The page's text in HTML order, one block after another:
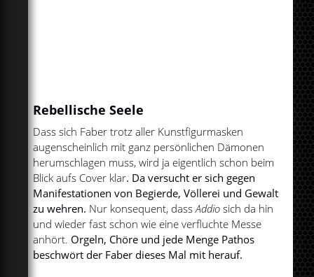
Rebellische Seele
Dass sich Faber trotz aller Kunstfigurmasken
augenscheinlich mit ganz persönlichen Dämonen
herumschlagen muss, wird ja eigentlich schon beim
Blick aufs Cover klar. Da versucht er sich gegen
Manifestationen von Begierde, Völlerei und Gewalt
zu wehren. Nur konsequent, dassAddio sich da hin
und wieder fast schon wie eine verfluchte Messe
anhört. Orgeln, Chöre und jede Menge Pathos
beschwört der Faber dieses Mal mit herauf.